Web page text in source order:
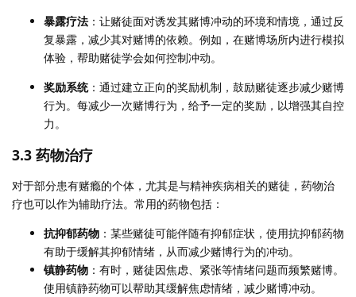
暴露疗法 ：让赌徒面对诱发其赌博冲动的环境和情境，通过反
复暴露，减少其对赌博的依赖。例如，在赌博场所内进行模拟
体验，帮助赌徒学会如何控制冲动。
奖励系统：通过建立正向的奖励机制，鼓励赌徒逐步减少赌博
行为。每减少一次赌博行为，给予一定的奖励，以增强其自控
力。
3.3 药物治疗
对于部分患有赌瘾的个体，尤其是与精神疾病相关的赌徒，药物治
疗也可以作为辅助疗法。常用的药物包括：
抗抑郁药物 ：某些赌徒可能伴随有抑郁症状，使用抗抑郁药物
有助于缓解其抑郁情绪，从而减少赌博行为的冲动。
镇静药物 ：有时，赌徒因焦虑、紧张等情绪问题而频繁赌博。
使用镇静药物可以帮助其缓解焦虑情绪，减少赌博冲动。